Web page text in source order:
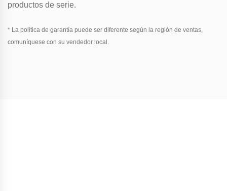
productos de serie.
* La política de garantía puede ser diferente según la región de ventas,
comuníquese con su vendedor local.